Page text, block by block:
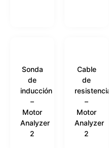
Sonda
de
inducción
–
Motor
Analyzer
2
Cable
de
resistencia
–
Motor
Analyzer
2